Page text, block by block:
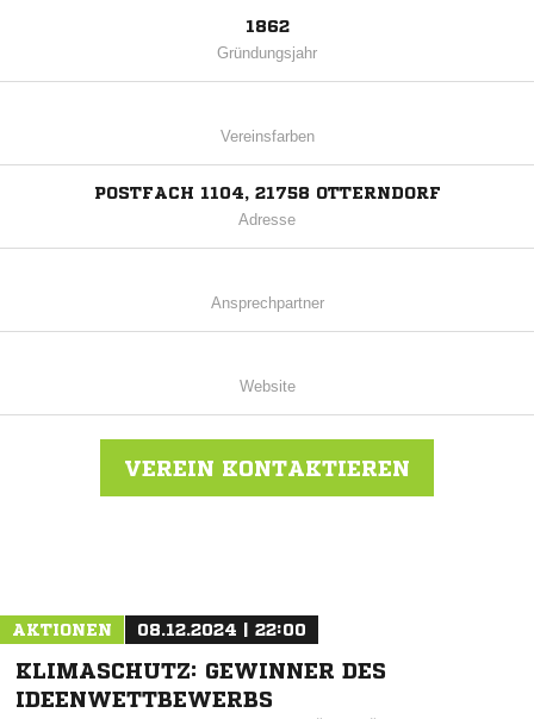
1862
Gründungsjahr
Vereinsfarben
POSTFACH 1104, 21758 OTTERNDORF
Adresse
Ansprechpartner
Website
VEREIN KONTAKTIEREN
AKTIONEN 08.12.2024 | 22:00
KLIMASCHUTZ: GEWINNER DES
IDEENWETTBEWERBS